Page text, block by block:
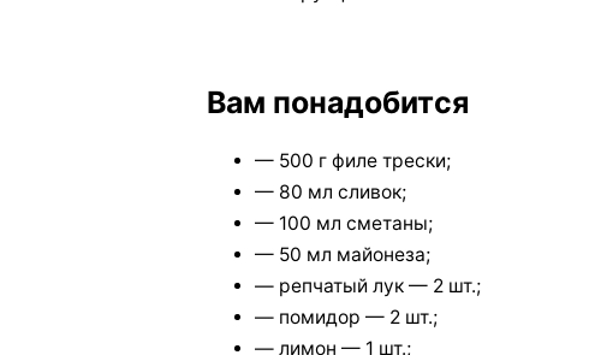
Вам понадобится
— 500 г филе трески;
— 80 мл сливок;
— 100 мл сметаны;
— 50 мл майонеза;
— репчатый лук — 2 шт.;
— помидор — 2 шт.;
— лимон — 1 шт.;